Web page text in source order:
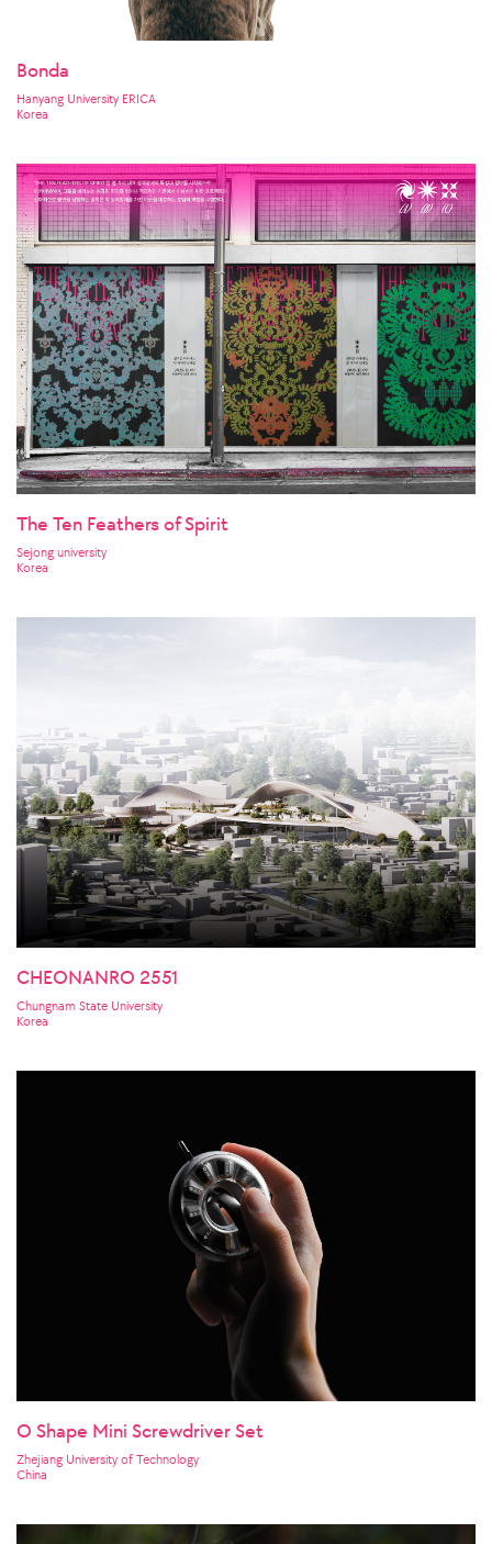
Bonda
Hanyang University ERICA
Korea
The Ten Feathers of Spirit
Sejong university
Korea
CHEONANRO 2551
Chungnam State University
Korea
O Shape Mini Screwdriver Set
Zhejiang University of Technology
China